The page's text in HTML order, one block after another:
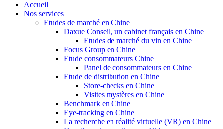
Accueil
Nos services
Etudes de marché en Chine
Daxue Conseil, un cabinet français en Chine
Etudes de marché du vin en Chine
Focus Group en Chine
Etude consommateurs Chine
Panel de consommateurs en Chine
Etude de distribution en Chine
Store-checks en Chine
Visites mystères en Chine
Benchmark en Chine
Eye-tracking en Chine
La recherche en réalité virtuelle (VR) en Chine